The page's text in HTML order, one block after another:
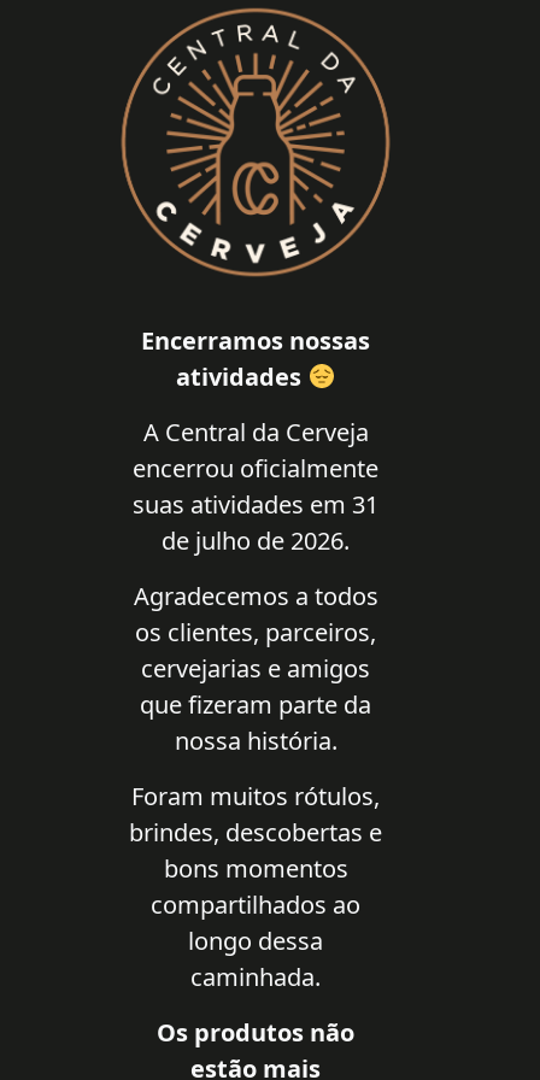
Encerramos nossas
atividades
A Central da Cerveja
encerrou oficialmente
suas atividades em 31
de julho de 2026.
Agradecemos a todos
os clientes, parceiros,
cervejarias e amigos
que fizeram parte da
nossa história.
Foram muitos rótulos,
brindes, descobertas e
bons momentos
compartilhados ao
longo dessa
caminhada.
Os produtos não
estão mais